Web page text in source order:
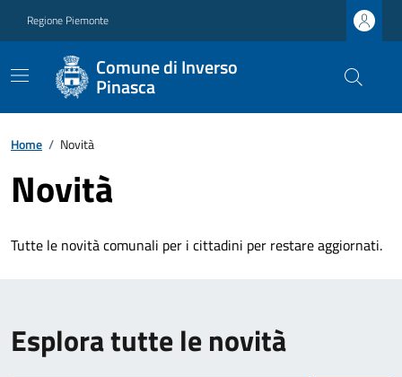
Regione Piemonte
Comune di Inverso
Pinasca
Home / Novità
Novità
Tutte le novità comunali per i cittadini per restare aggiornati.
Esplora tutte le novità